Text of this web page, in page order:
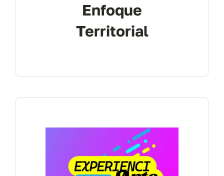
Enfoque
Territorial